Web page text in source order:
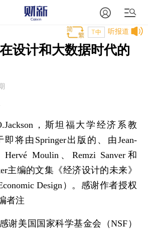
听报道
T中
设计和大数据时代的
，斯坦福大学经济系教
将由Springer出版的、由Jean-
Hervé Moulin、Remzi Sanver和
主编的文集《经济设计的未来》
Design）。感谢作者授权
者注
美国国家科学基金会（NSF）